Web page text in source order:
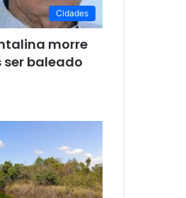
Cidades
morre
ser baleado